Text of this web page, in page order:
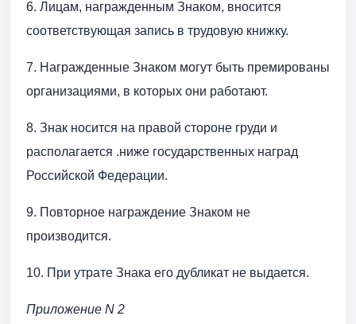
6. Лицам, награжденным Знаком, вносится
соответствующая запись в трудовую книжку.
7. Награжденные Знаком могут быть премированы
организациями, в которых они работают.
8. Знак носится на правой стороне груди и
располагается .ниже государственных наград
Российской Федерации.
9. Повторное награждение Знаком не
производится.
10. При утрате Знака его дубликат не выдается.
Приложение N 2